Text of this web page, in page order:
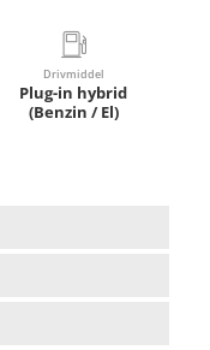
Drivmiddel
Plug-in hybrid
(Benzin / El)